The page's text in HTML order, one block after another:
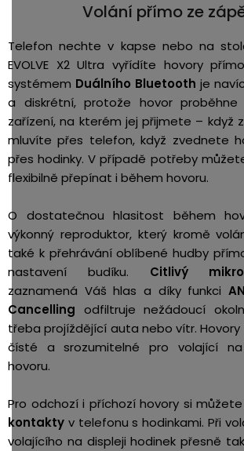
Volání přímo ze
Telefon nechte v kapse nebo na
EVOLVE X2 Ultra vyřídíte hovory
systémem Duálního Bluetooth je
a diskrétní, protože hovor
zařízení, na kterém jej přijmete – když
mluvíte přes telefon, když zvednete
přes hodinky. V případě potřeby
flexibilně přepínat i během hovoru.
O dostatečnou hlasitost během
výkonný reproduktor, který kromě
také k přehrávání oblíbené hudby
nastavení budíku. Citlivý
zaznamená Váš hlas a díky funkci
Cancelling odfiltruje nežádoucí
třeba projíždějící auta nebo vítr. Hovory
čísté a srozumitelné pro volající
hovoru.
Pro odchozí i příchozí hovory si můžete
kontakty v telefonu s hodinkami. Při
volajícího na displeji hodinek přesně